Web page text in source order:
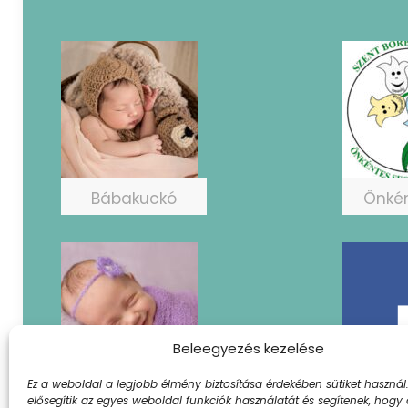
Beleegyezés kezelése
Ez a weboldal a legjobb élmény biztosítása érdekében sütiket
elősegítik az egyes weboldal funkciók használatát és segítenek, hogy
Bábakuckó
PICifészek